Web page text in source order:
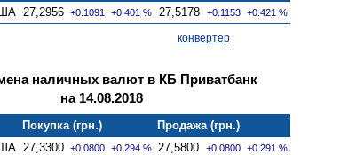
27,2956 +0.1091 +0.401 % 27,5178 +0.1153 +0.421 %
конвертер
наличных валют в КБ Приватбанк
на 14.08.2018
Покупка (грн.)
Продажа (грн.)
27,3300 +0.0800 +0.294 % 27,5800 +0.0800 +0.291 %